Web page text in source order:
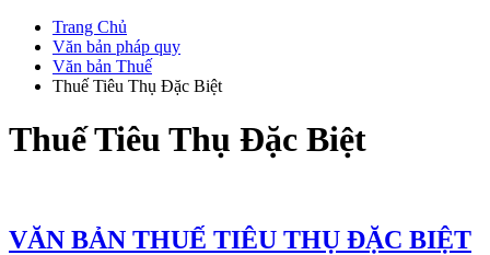
Trang Chủ
Văn bản pháp quy
Văn bản Thuế
Thuế Tiêu Thụ Đặc Biệt
Thuế Tiêu Thụ Đặc Biệt
VĂN BẢN THUẾ TIÊU THỤ ĐẶC BIỆT